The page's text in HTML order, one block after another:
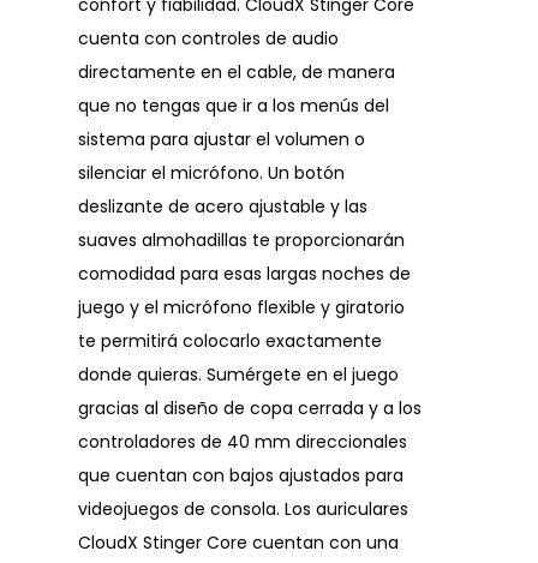
confort y fiabilidad. CloudX Stinger Core
cuenta con controles de audio
directamente en el cable, de manera
que no tengas que ir a los menús del
sistema para ajustar el volumen o
silenciar el micrófono. Un botón
deslizante de acero ajustable y las
suaves almohadillas te proporcionarán
comodidad para esas largas noches de
juego y el micrófono flexible y giratorio
te permitirá colocarlo exactamente
donde quieras. Sumérgete en el juego
gracias al diseño de copa cerrada y a los
controladores de 40 mm direccionales
que cuentan con bajos ajustados para
videojuegos de consola. Los auriculares
CloudX Stinger Core cuentan con una